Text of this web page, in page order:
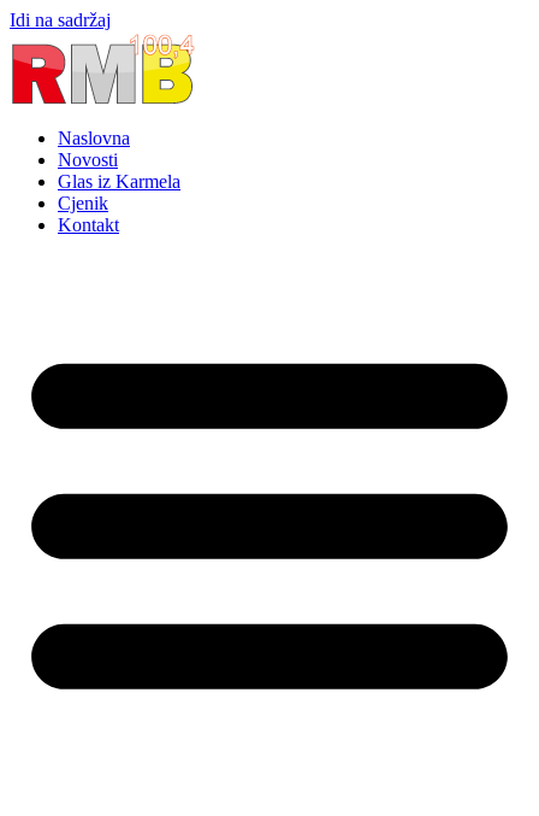
Idi na sadržaj
Naslovna
Novosti
Glas iz Karmela
Cjenik
Kontakt